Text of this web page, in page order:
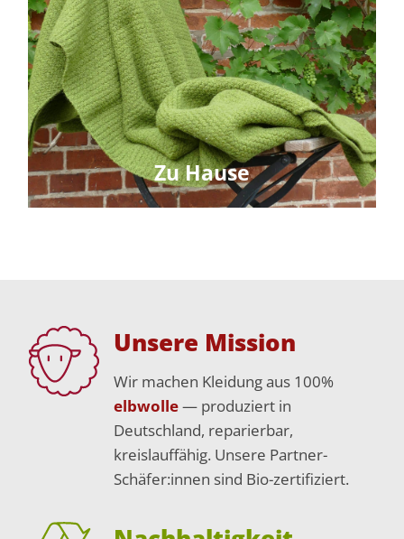
Zu Hause
Unsere Mission
Wir machen Kleidung aus 100%
elbwolle— produziert in
Deutschland, reparierbar,
kreislauffähig. Unsere Partner-
Schäfer:innen sind Bio-zertifiziert.